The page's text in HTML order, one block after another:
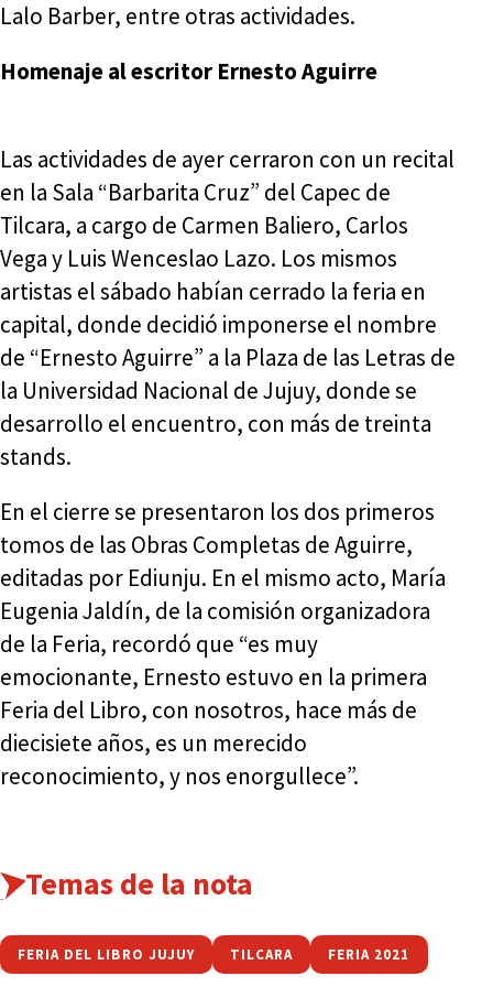
Lalo Barber, entre otras actividades.
Homenaje al escritor Ernesto Aguirre
Las actividades de ayer cerraron con un recital
en la Sala “Barbarita Cruz” del Capec de
Tilcara, a cargo de Carmen Baliero, Carlos
Vega y Luis Wenceslao Lazo. Los mismos
artistas el sábado habían cerrado la feria en
capital, donde decidió imponerse el nombre
de “Ernesto Aguirre” a la Plaza de las Letras de
la Universidad Nacional de Jujuy, donde se
desarrollo el encuentro, con más de treinta
stands.
En el cierre se presentaron los dos primeros
tomos de las Obras Completas de Aguirre,
editadas por Ediunju. En el mismo acto, María
Eugenia Jaldín, de la comisión organizadora
de la Feria, recordó que “es muy
emocionante, Ernesto estuvo en la primera
Feria del Libro, con nosotros, hace más de
diecisiete años, es un merecido
reconocimiento, y nos enorgullece”.
Temas de la nota
FERIA DEL LIBRO JUJUY TILCARA FERIA 2021